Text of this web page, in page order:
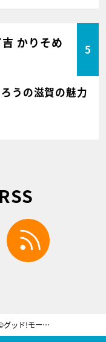
かりそめ
5
うの滋賀の魅力
©グッド!モーニング